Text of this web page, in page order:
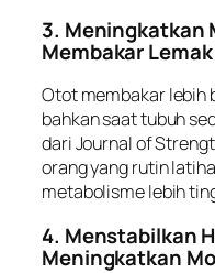
3. Meningkatkan
Membakar
Otot membakar lebih
bahkan saat tubuh
dari Journal of
orang yang rutin
metabolisme lebih
4. Menstabilkan
Meningkatkan